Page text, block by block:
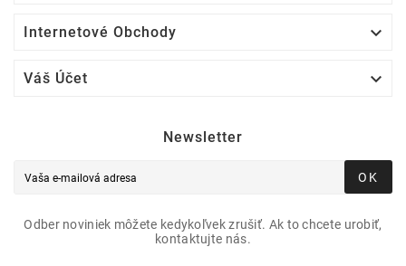
Internetové Obchody 
Váš Účet 
Newsletter
OK
Odber noviniek môžete kedykoľvek zrušiť. Ak to chcete urobiť,
kontaktujte nás.